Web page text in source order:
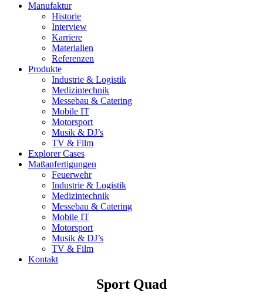
Manufaktur
Historie
Interview
Karriere
Materialien
Referenzen
Produkte
Industrie & Logistik
Medizintechnik
Messebau & Catering
Mobile IT
Motorsport
Musik & DJ’s
TV & Film
Explorer Cases
Maßanfertigungen
Feuerwehr
Industrie & Logistik
Medizintechnik
Messebau & Catering
Mobile IT
Motorsport
Musik & DJ’s
TV & Film
Kontakt
Sport Quad